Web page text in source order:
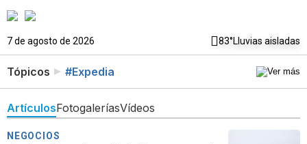
7 de agosto de 2026 83°Lluvias aisladas
Tópicos #Expedia
ArtículosFotogaleríasVídeos
NEGOCIOS